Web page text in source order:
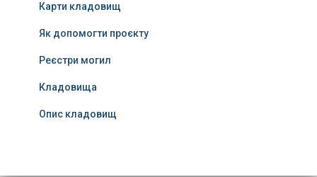
Карти кладовищ
Як допомогти проєкту
Реєстри могил
Кладовища
Опис кладовищ